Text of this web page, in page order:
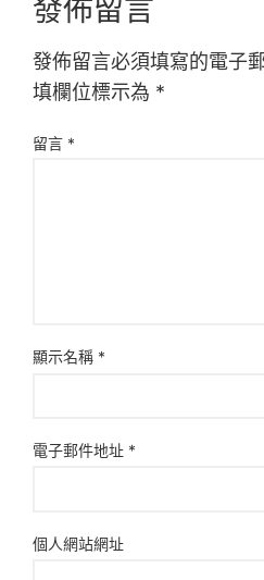
發佈留言
發佈留言必須填寫的電子
填欄位標示為 *
留言 *
顯示名稱 *
電子郵件地址 *
個人網站網址